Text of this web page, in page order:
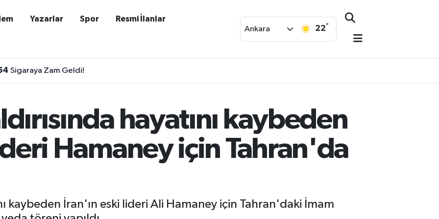
Yazarlar Spor Resmi İlanlar
Ankara 22°
Sigaraya Zam Geldi!
hayatını kaybeden
Hamaney için Tahran'da
kaybeden İran'ın eski lideri Ali Hamaney için Tahran'daki İmam